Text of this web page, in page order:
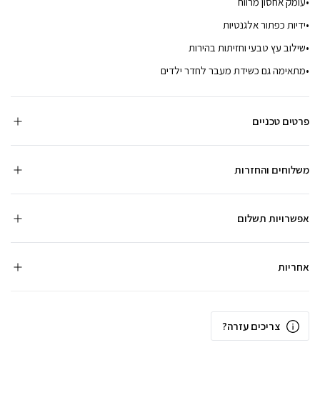
•ידיות כפתור אלגנטיות
•שילוב עץ טבעי וחזיתות בהירות
•מתאימה גם כשידת מעבר לחדר ילדים
פרטים טכניים
משלוחים והחזרות
אפשרויות תשלום
אחריות
צריכים עזרה?